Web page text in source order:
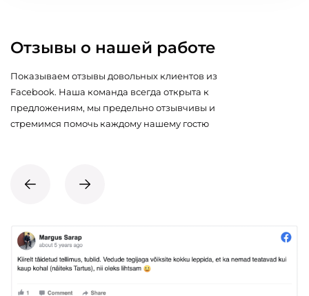
Отзывы о нашей работе
Показываем отзывы довольных клиентов из
Facebook. Наша команда всегда открыта к
предложениям, мы предельно отзывчивы и
стремимся помочь каждому нашему гостю